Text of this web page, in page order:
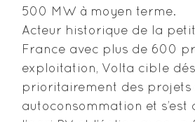
500 MW à moyen terme.
Acteur historique de la
France avec plus de 600
exploitation, Volta cible
prioritairement des projets
autoconsommation et s’est